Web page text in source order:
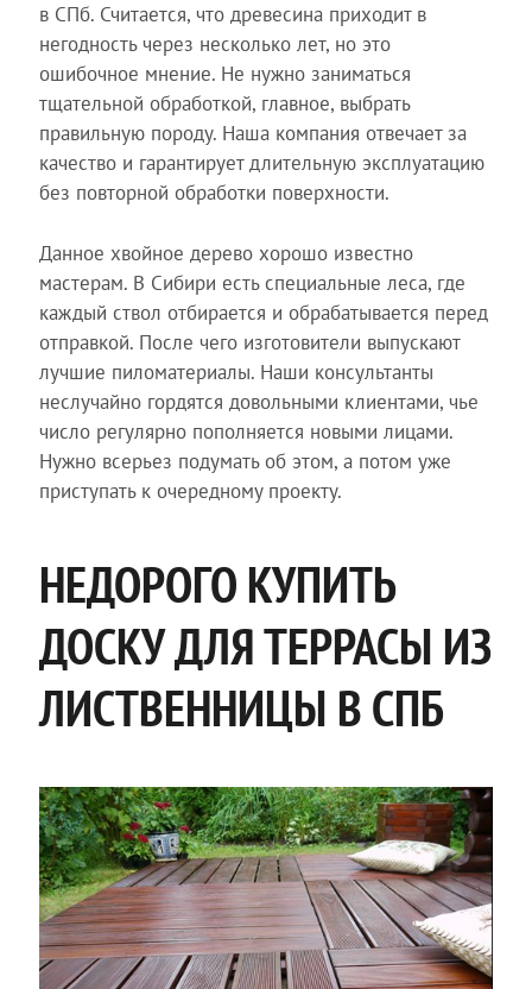
в СПб. Считается, что древесина приходит в
негодность через несколько лет, но это
ошибочное мнение. Не нужно заниматься
тщательной обработкой, главное, выбрать
правильную породу. Наша компания отвечает за
качество и гарантирует длительную эксплуатацию
без повторной обработки поверхности.
Данное хвойное дерево хорошо известно
мастерам. В Сибири есть специальные леса, где
каждый ствол отбирается и обрабатывается перед
отправкой. После чего изготовители выпускают
лучшие пиломатериалы. Наши консультанты
неслучайно гордятся довольными клиентами, чье
число регулярно пополняется новыми лицами.
Нужно всерьез подумать об этом, а потом уже
приступать к очередному проекту.
НЕДОРОГО КУПИТЬ
ДОСКУ ДЛЯ ТЕРРАСЫ ИЗ
ЛИСТВЕННИЦЫ В СПБ